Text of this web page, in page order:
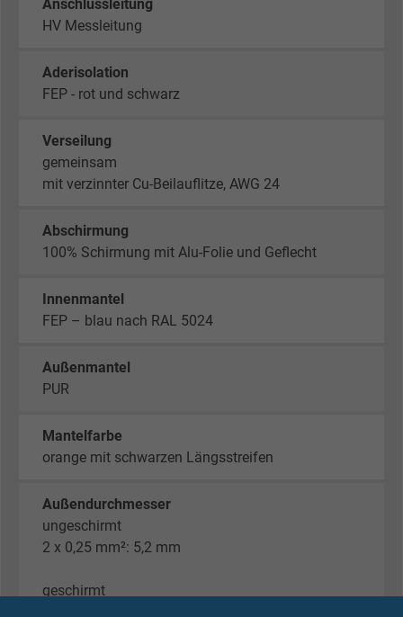
Anschlussleitung
HV Messleitung
Aderisolation
FEP - rot und schwarz
Verseilung
gemeinsam
mit verzinnter Cu-Beilauflitze, AWG 24
Abschirmung
100% Schirmung mit Alu-Folie und Geflecht
Innenmantel
FEP – blau nach RAL 5024
Außenmantel
PUR
Mantelfarbe
orange mit schwarzen Längsstreifen
Außendurchmesser
ungeschirmt
2 x 0,25 mm²: 5,2 mm
geschirmt